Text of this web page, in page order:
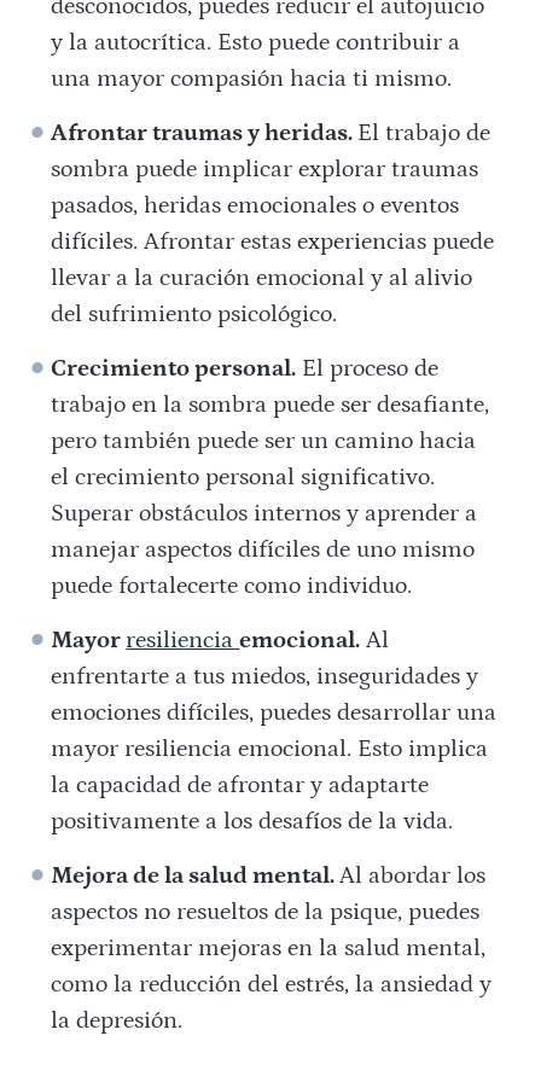
desconocidos, puedes reducir el autojuicio
y la autocrítica. Esto puede contribuir a
una mayor compasión hacia ti mismo.
Afrontar traumas y heridas. El trabajo de
sombra puede implicar explorar traumas
pasados, heridas emocionales o eventos
difíciles. Afrontar estas experiencias puede
llevar a la curación emocional y al alivio
del sufrimiento psicológico.
Crecimiento personal. El proceso de
trabajo en la sombra puede ser desafiante,
pero también puede ser un camino hacia
el crecimiento personal significativo.
Superar obstáculos internos y aprender a
manejar aspectos difíciles de uno mismo
puede fortalecerte como individuo.
Mayor resilienciaemocional. Al
enfrentarte a tus miedos, inseguridades y
emociones difíciles, puedes desarrollar una
mayor resiliencia emocional. Esto implica
la capacidad de afrontar y adaptarte
positivamente a los desafíos de la vida.
Mejora de la salud mental.Al abordar los
aspectos no resueltos de la psique, puedes
experimentar mejoras en la salud mental,
como la reducción del estrés, la ansiedad y
la depresión.